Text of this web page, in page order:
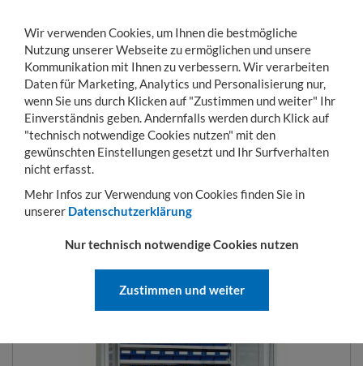
Toggle
navigation
MENÜ KONTO WARENKORB
Sie sind hier: Betriebseinrichtung Schränke
SCHRÄNKE MIT REGALKÄSTEN
Wir verwenden Cookies, um Ihnen die bestmögliche
Nutzung unserer Webseite zu ermöglichen und unsere
Kommunikation mit Ihnen zu verbessern. Wir verarbeiten
Daten für Marketing, Analytics und Personalisierung nur,
wenn Sie uns durch Klicken auf "Zustimmen und weiter" Ihr
Einverständnis geben. Andernfalls werden durch Klick auf
"technisch notwendige Cookies nutzen" mit den
gewünschten Einstellungen gesetzt und Ihr Surfverhalten
nicht erfasst.
Mehr Infos zur Verwendung von Cookies finden Sie in
unserer Datenschutzerklärung
Nur technisch notwendige Cookies nutzen
Zustimmen und weiter